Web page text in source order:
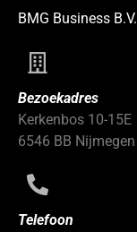
BMG Business B.V.
Bezoekadres
Kerkenbos 10-15E
6546 BB Nijmegen
Telefoon